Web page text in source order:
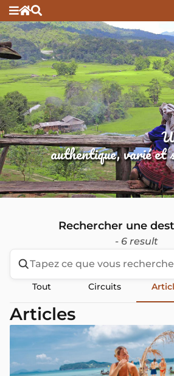
authentique, varié et
Rechercher une
- 6 result
Tout Circuits
Articles